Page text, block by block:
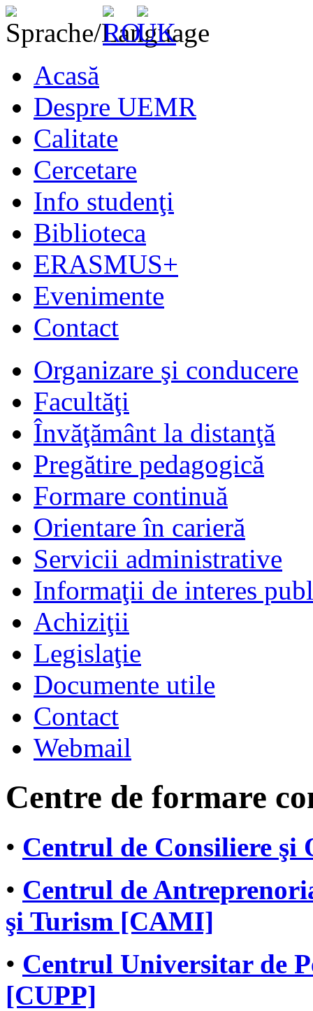
Acasă
Despre UEMR
Calitate
Cercetare
Info studenţi
Biblioteca
ERASMUS+
Evenimente
Contact
Organizare şi conducere
Facultăţi
Învăţământ la distanţă
Pregătire pedagogică
Formare continuă
Orientare în carieră
Servicii administrative
Informaţii de interes
Achiziţii
Legislaţie
Documente utile
Contact
Webmail
Centre de formare
• Centrul de Consiliere
• Centrul de
şi Turism [CAMI]
• Centrul Universitar de
[CUPP]